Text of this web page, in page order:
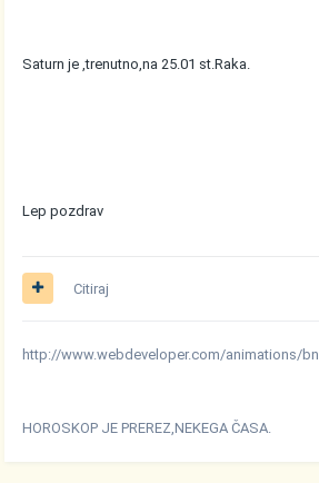
Saturn je ,trenutno,na 25.01 st.Raka.
Lep pozdrav
Citiraj
http://www.webdeveloper.com/animations/
HOROSKOP JE PREREZ,NEKEGA ČASA.